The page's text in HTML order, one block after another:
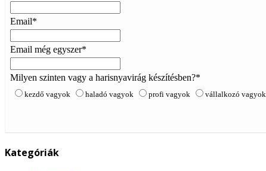
Email*
Email még egyszer*
Milyen szinten vagy a harisnyavirág készítésben?*
kezdő vagyok haladó vagyok profi vagyok vállalkozó vagyok
Kategóriák